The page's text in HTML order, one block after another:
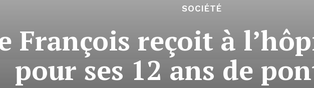
SOCIÉTÉ
François reçoit à
pour ses 12 ans de